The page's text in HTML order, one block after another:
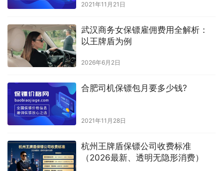
2021年11月21日
武汉商务女保镖雇佣费用全解析：
以王牌盾为例
2026年6月2日
合肥司机保镖包月要多少钱?
2021年11月28日
杭州王牌盾保镖公司收费标准
（2026最新、透明无隐形消费）